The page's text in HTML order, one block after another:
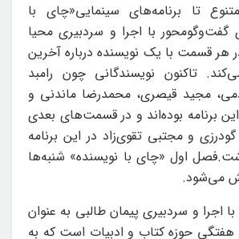
تا برنامه‌های سینمایی«چای با
گفت‌وگومحور با اجرا و سردبیری محیا
قسمت با یک نویسنده درباره آخرین
تاکنون نویسندگانی چون رامبد
مجید قیصری، محمدرضا ماندنی و
برنامه بوده‌اند و در قسمت‌های بعدی
گودرزی و مجتبی تقوی‌زاد در این برنامه
اول «چای با نویسنده» شنبه‌ها
می‌شود.
اجرا و سردبیری پیمان طالبی به عنوان
حوزه کتاب و ادبیات است که به